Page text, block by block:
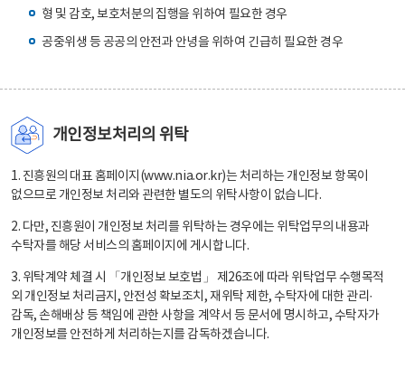
형 및 감호, 보호처분의 집행을 위하여 필요한 경우
공중위생 등 공공의 안전과 안녕을 위하여 긴급히 필요한 경우
개인정보처리의 위탁
1. 진흥원의 대표 홈페이지(www.nia.or.kr)는 처리하는 개인정보 항목이
없으므로 개인정보 처리와 관련한 별도의 위탁사항이 없습니다.
2. 다만, 진흥원이 개인정보 처리를 위탁하는 경우에는 위탁업무의 내용과
수탁자를 해당 서비스의 홈페이지에 게시합니다.
3. 위탁계약 체결 시 「개인정보 보호법」 제26조에 따라 위탁업무 수행목적
외 개인정보 처리금지, 안전성 확보조치, 재위탁 제한, 수탁자에 대한 관리·
감독, 손해배상 등 책임에 관한 사항을 계약서 등 문서에 명시하고, 수탁자가
개인정보를 안전하게 처리하는지를 감독하겠습니다.